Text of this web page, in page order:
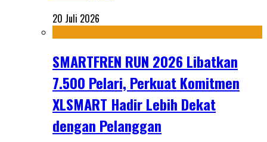
20 Juli 2026
SMARTFREN RUN 2026 Libatkan
7.500 Pelari, Perkuat Komitmen
XLSMART Hadir Lebih Dekat
dengan Pelanggan